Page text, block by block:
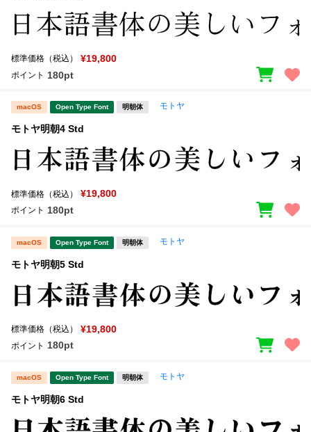
マイページ
お気に入り
ご利用ガイド
よくあるご質問
教科書体 行書体
江戸文字
すべてを表示
セット or 単体
文字種類
リセット
標準価格（税込） ¥19,800
ポイント 180pt
macOS Open Type Font 明朝体 モトヤ
モトヤ明朝4 Std
標準価格（税込） ¥19,800
ポイント 180pt
macOS Open Type Font 明朝体 モトヤ
モトヤ明朝5 Std
標準価格（税込） ¥19,800
ポイント 180pt
macOS Open Type Font 明朝体 モトヤ
モトヤ明朝6 Std